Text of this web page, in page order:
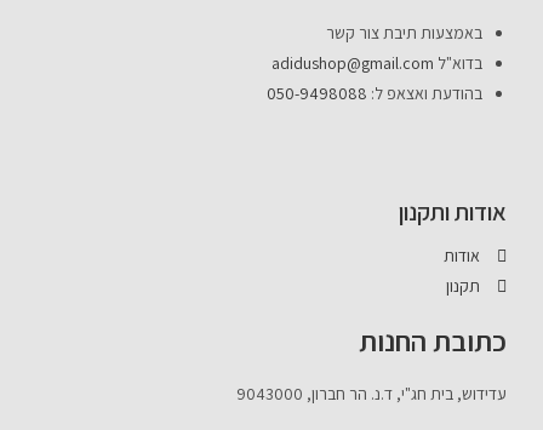
באמצעות תיבת צור קשר
בדוא"ל adidushop@gmail.com
בהודעת ואצאפ ל: 050-9498088
אודות ותקנון
אודות
תקנון
כתובת החנות
עדידוש, בית חג"י, ד.נ. הר חברון, 9043000